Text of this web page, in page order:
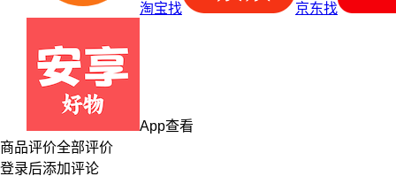
淘宝找 京东找
App查看
商品评价全部评价
登录后添加评论